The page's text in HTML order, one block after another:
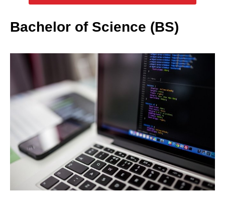
Bachelor of Science (BS)